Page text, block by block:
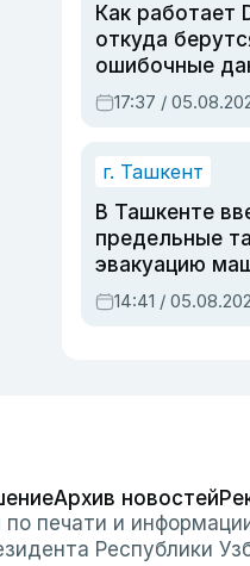
Как работает
откуда
ошибочные
дубли
очереди по
17:37 /
г. Ташкент
В Ташкенте
предельные
эвакуацию
штрафстоянки
14:41 /
Архив новостей
печати и
Республики